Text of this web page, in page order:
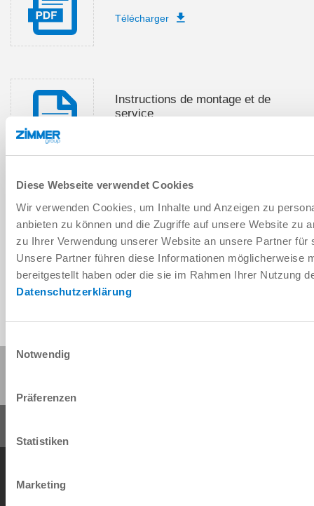
Diese Webseite verwendet Cookies
Wir verwenden Cookies, um Inhalte und Anzeigen zu
anbieten zu können und die Zugriffe auf unsere Website zu
zu Ihrer Verwendung unserer Website an unsere Partner
Unsere Partner führen diese Informationen möglicherweise
bereitgestellt haben oder die sie im Rahmen Ihrer Nutzung
Datenschutzerklärung
Notwendig
Präferenzen
Statistiken
Marketing
Télécharger
Instructions de montage et de
service
Télécharger les données de CAO
Télécharger